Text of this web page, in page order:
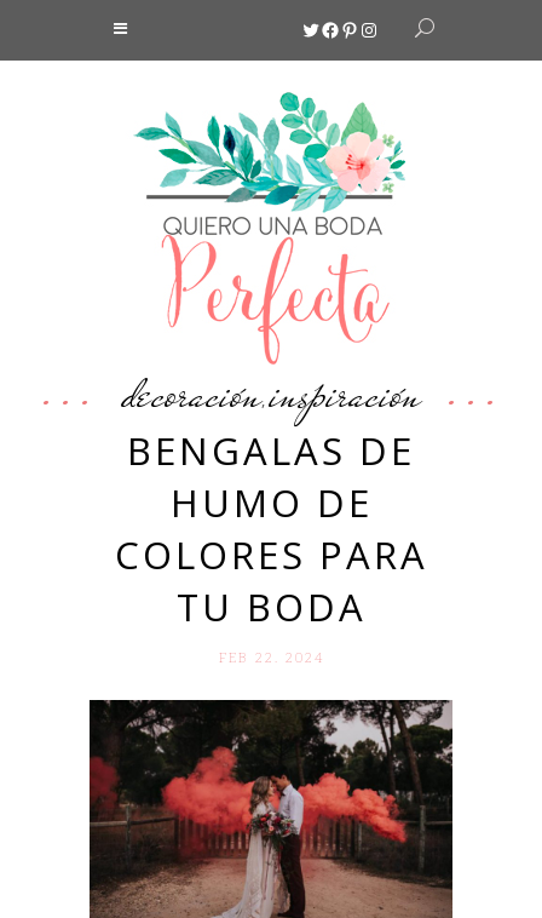
Twitter
Facebook
Pinterest
Instagram
decoración,inspiración
BENGALAS DE
HUMO DE
COLORES PARA
TU BODA
FEB 22. 2024